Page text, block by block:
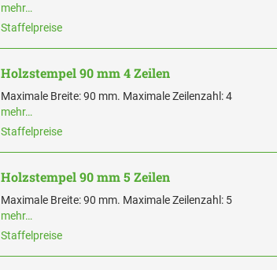
mehr…
Staffelpreise
Holzstempel 90 mm 4 Zeilen
Maximale Breite: 90 mm. Maximale Zeilenzahl: 4
mehr…
Staffelpreise
Holzstempel 90 mm 5 Zeilen
Maximale Breite: 90 mm. Maximale Zeilenzahl: 5
mehr…
Staffelpreise